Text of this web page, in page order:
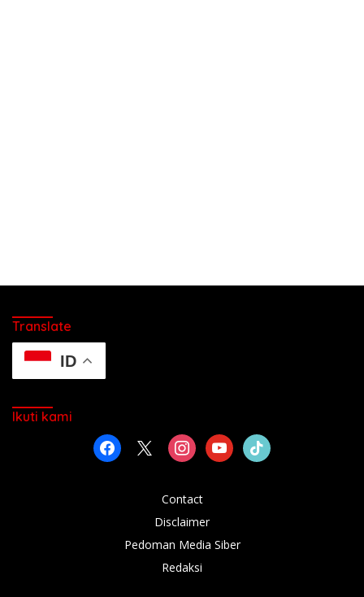
Translate
ID
Ikuti kami
facebook instagramyoutubetiktok
Contact
Disclaimer
Pedoman Media Siber
Redaksi